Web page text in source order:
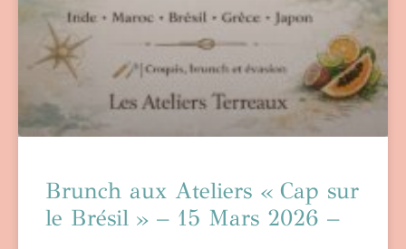
Brunch aux Ateliers « Cap sur
le Brésil » – 15 Mars 2026 –